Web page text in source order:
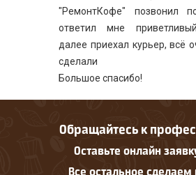
"РемонтКофе" позвонил
ответил мне
далее приехал курьер, всё
сделали
Большое спасибо!
Обращайтесь к
Оставьте онлайн
Все остальное